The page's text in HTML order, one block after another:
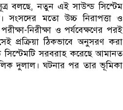
বলছে, নতুন এই সাউন্ড সিস্টেম
সংসদের মতো উচ্চ নিরাপত্তা ও
নিরীক্ষা ও পর্যবেক্ষণের পরই
প্রক্রিয়া ঠিকভাবে অনুসরণ করা
সিস্টেমটি সরবরাহ করেছে আমানত
দুলাল। ঘটনার পর তার ভূমিকা